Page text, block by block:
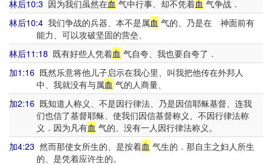
林后10:3 因为我们虽然在血 气中行事、却不凭着血 气争战．
林后10:4 我们争战的兵器、本不是属血 气的、乃是在 神面前有
能力、可以攻破坚固的营垒、
林后11:18 既有好些人凭着血 气自夸、我也要自夸了．
加1:16 既然乐意将他儿子启示在我心里、叫我把他传在外邦人
中、我就没有与属血 气的人商量、
加2:16 既知道人称义、不是因行律法、乃是因信耶稣基督、连我
们也信了基督耶稣、使我们因信基督称义、不因行律法称
义．因为凡有血 气的、没有一人因行律法称义。
加4:23 然而那使女所生的、是按着血 气生的．那自主之妇人所生
的、是凭着应许生的。